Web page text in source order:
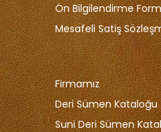
Ön Bilgilendirme
Mesafeli Satiş
Firmamız
Deri Sümen Kataloğu
Suni Deri Sümen